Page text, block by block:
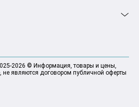
2026 © Информация, товары и цены,
не являются договором публичной оферты